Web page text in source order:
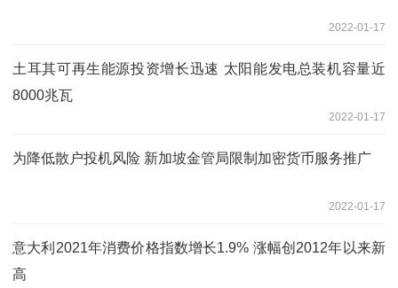
2022-01-17
土耳其可再生能源投资增长迅速 太阳能发电总装机容量近
8000兆瓦
2022-01-17
为降低散户投机风险 新加坡金管局限制加密货币服务推广
2022-01-17
意大利2021年消费价格指数增长1.9% 涨幅创2012年以来新
高